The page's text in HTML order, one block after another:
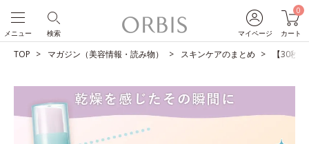
マイページ
0
カート
検索
メニュー
TOP マガジン（美容情報・読み物） スキンケアのまとめ 【30秒